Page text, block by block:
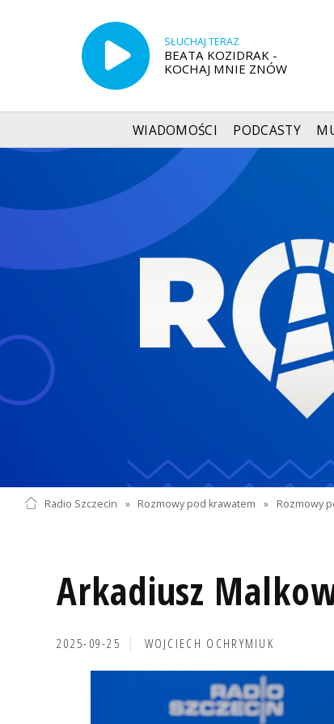
SŁUCHAJ TERAZ
BEATA KOZIDRAK -
KOCHAJ MNIE ZNÓW
WIADOMOŚCI PODCASTY
Radio Szczecin » Rozmowy pod krawatem » Rozmowy
Arkadiusz
2025-09-25 WOJCIECH OCHRYMIUK